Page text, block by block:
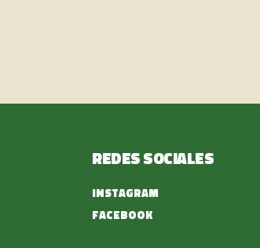
Redes sociales
Instagram
Facebook